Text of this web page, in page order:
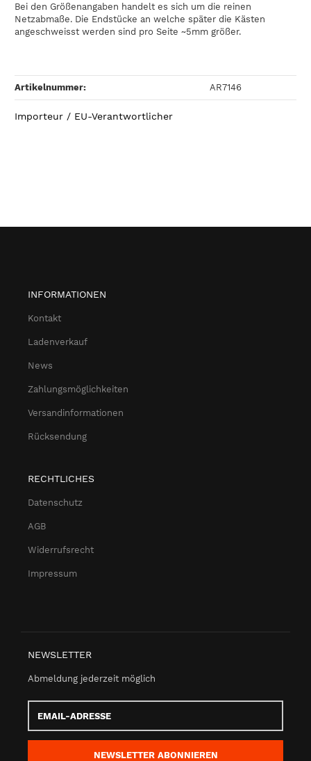
Bei den Größenangaben handelt es sich um die reinen
Netzabmaße. Die Endstücke an welche später die Kästen
angeschweisst werden sind pro Seite ~5mm größer.
Artikelnummer: AR7146
Importeur / EU-Verantwortlicher
INFORMATIONEN
Kontakt
Ladenverkauf
News
Zahlungsmöglichkeiten
Versandinformationen
Rücksendung
RECHTLICHES
Datenschutz
AGB
Widerrufsrecht
Impressum
NEWSLETTER
Abmeldung jederzeit möglich
Adresse
NEWSLETTER ABONNIEREN